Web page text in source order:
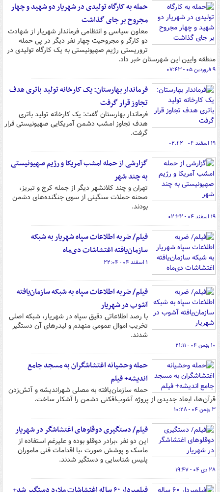
حمله به کارگاه تولیدی در شهریار دو شهید و چهار
مجروح بر جای گذاشت
معاون سیاسی و انتظامی فرماندار شهریار از شهادت
دو کارگر و مجروحیت چهار نفر دیگر در پی حمله
تروریستی رژیم صهیونیستی به یک کارگاه تولیدی در
منطقه وایین این شهرستان خبر داد.
۹ فروردین ۰۵ - ۰۷:۴۳
فرماندار بهارستان: یک کارخانه تولید باتری هدف
تجاوز قرار گرفت
فرماندار بهارستان گفت: یک کارخانه تولید باتری
هدف تجاوز امشب دشمن آمریکایی صهیونیستی قرار
گرفت.
۱۹ اسفند ۰۴ - ۰۲:۴۲
گزارشی از حمله امشب آمریکا و رژیم صهیونیستی
به چند شهر
تهران و چند کلانشهر دیگر از جمله کرج و تبریز،
صحنه حملات سنگینی از سوی جنگنده‌های دشمن
بودند.
۱۹ اسفند ۰۴ - ۰۲:۳۲
فیلم/ ضربه اطلاعات سپاه شهریار به شبکه
سازمان‌یافته اغتشاشات دی‌ماه
۱ اسفند ۰۴ - ۲۲:۰۴
فیلم/ ضربه اطلاعات سپاه به شبکه سازمان‌یافته
آشوب در شهریار
با رصد اطلاعاتی دقیق سپاه در شهریار، شبکه اصلی
تخریب اموال عمومی منهدم و لیدرهای آن دستگیر
شدند.
۱۰ بهمن ۰۴ - ۲۱:۱۱
حمله وحشیانه اغتشاشگران به مسجد جامع
اندیشه+ فیلم
حمله سازمان‌یافته به مصلی شهراندیشه و آتش‌زدن
قرآن‌ها، ابعاد جدیدی از پروژه آشوب‌افکنی دشمن را آشکار ساخت.
۳ بهمن ۰۴ - ۱۰:۲۸
فیلم/ دستگیری دوقلوهای اغتشاشگر در شهریار
این دو نفر ،برادر دوقلو بوده و علیرغم استفاده از
ماسک و پوشش صورت ،با اقدامات فنی ماموران
پلیس شناسایی و دستگیر شدند.
۲۸ دی ۰۴ - ۱۹:۴۷